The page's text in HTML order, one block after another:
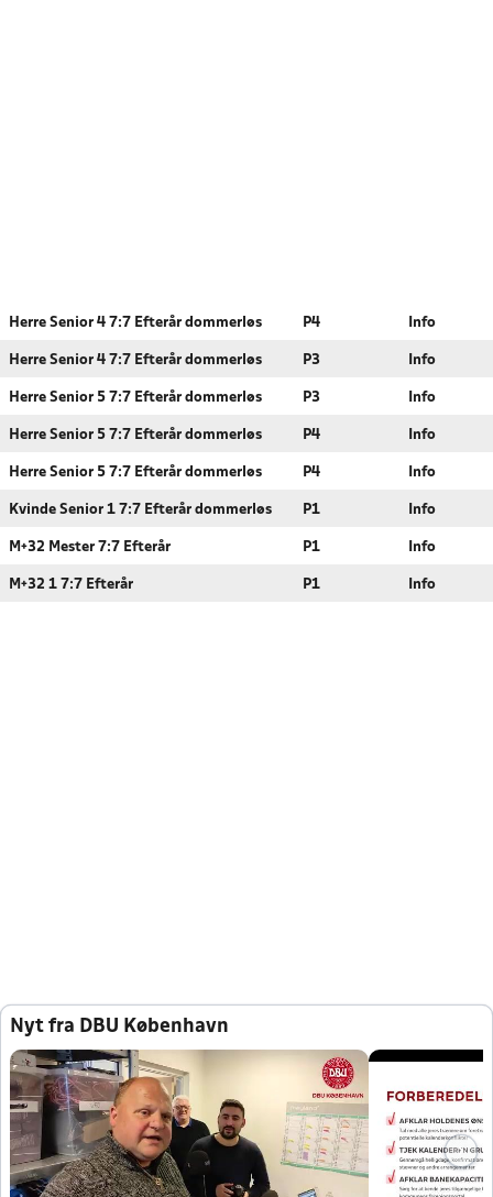
Herre Senior 4 7:7 Efterår dommerløs P4 Info
Herre Senior 4 7:7 Efterår dommerløs P3 Info
Herre Senior 5 7:7 Efterår dommerløs P3 Info
Herre Senior 5 7:7 Efterår dommerløs P4 Info
Herre Senior 5 7:7 Efterår dommerløs P4 Info
Kvinde Senior 1 7:7 Efterår dommerløs P1 Info
M+32 Mester 7:7 Efterår P1 Info
M+32 1 7:7 Efterår P1 Info
Nyt fra DBU København